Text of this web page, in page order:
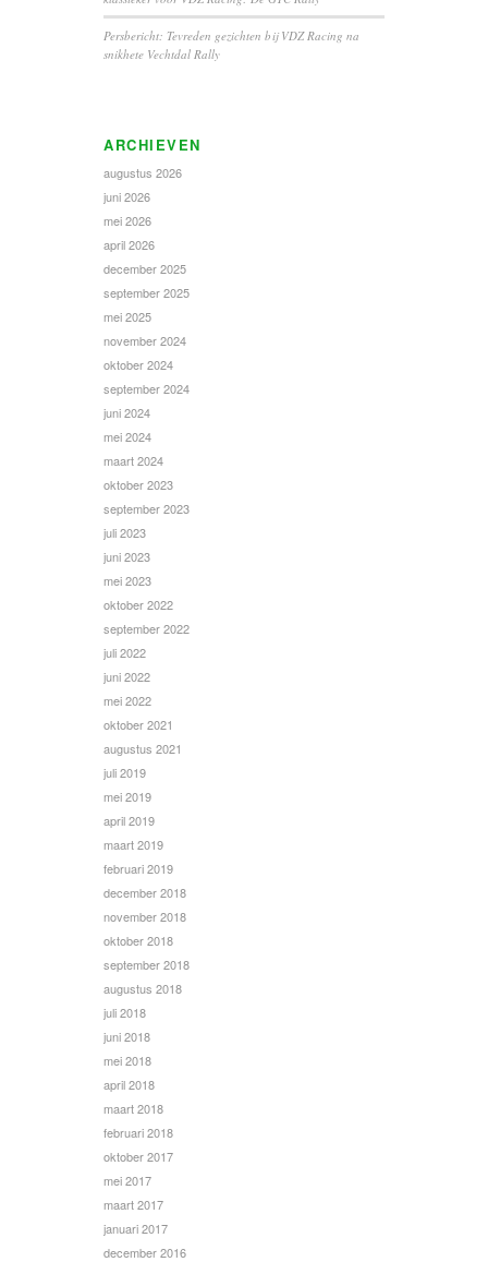
Persbericht: Tevreden gezichten bij VDZ Racing na
snikhete Vechtdal Rally
ARCHIEVEN
augustus 2026
juni 2026
mei 2026
april 2026
december 2025
september 2025
mei 2025
november 2024
oktober 2024
september 2024
juni 2024
mei 2024
maart 2024
oktober 2023
september 2023
juli 2023
juni 2023
mei 2023
oktober 2022
september 2022
juli 2022
juni 2022
mei 2022
oktober 2021
augustus 2021
juli 2019
mei 2019
april 2019
maart 2019
februari 2019
december 2018
november 2018
oktober 2018
september 2018
augustus 2018
juli 2018
juni 2018
mei 2018
april 2018
maart 2018
februari 2018
oktober 2017
mei 2017
maart 2017
januari 2017
december 2016